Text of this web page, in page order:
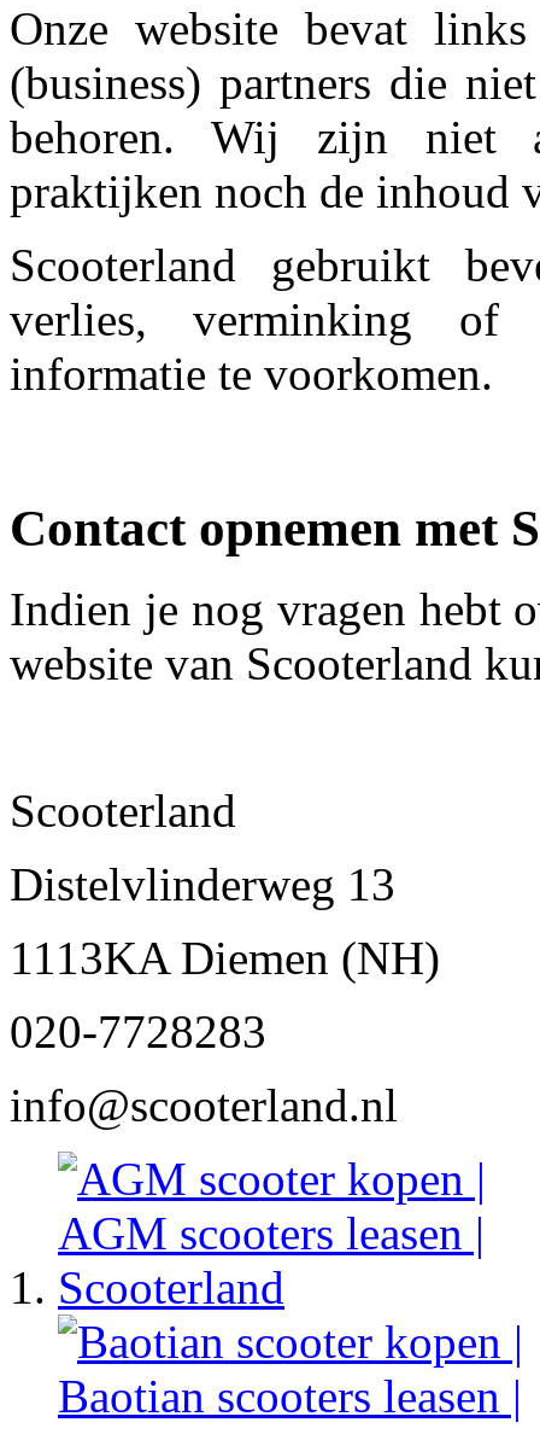
Onze website bevat
(business) partners die
behoren. Wij zijn niet
praktijken noch de inhoud
Scooterland gebruikt
verlies, verminking of
informatie te voorkomen.
Contact opnemen met
Indien je nog vragen hebt
website van Scooterland
Scooterland
Distelvlinderweg 13
1113KA Diemen (NH)
020-7728283
info@scooterland.nl